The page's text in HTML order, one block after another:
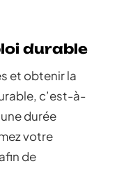
durable
et obtenir la
c’est-à-
durée
votre
de